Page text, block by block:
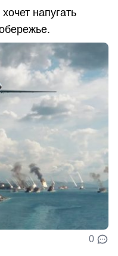
напугать
0